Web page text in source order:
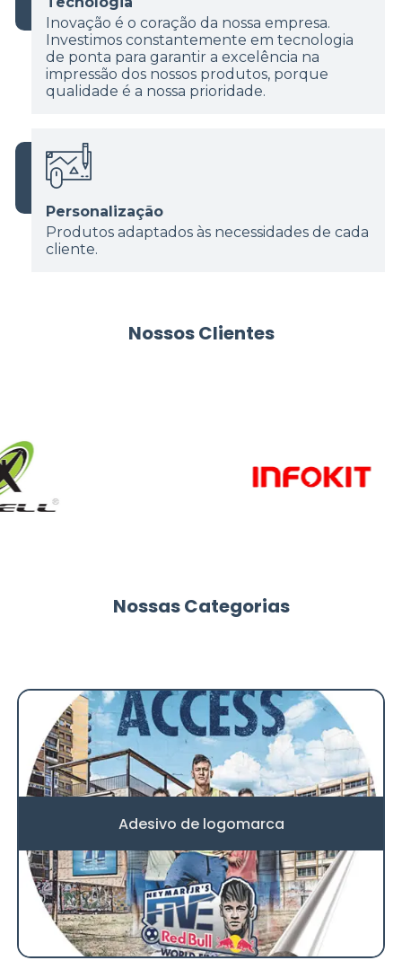
Inovação é o coração da nossa empresa.
Investimos constantemente em tecnologia
de ponta para garantir a excelência na
impressão dos nossos produtos, porque
qualidade é a nossa prioridade.
Personalização
Produtos adaptados às necessidades de cada
cliente.
Nossos Clientes
Nossas Categorias
Adesivo de logomarca